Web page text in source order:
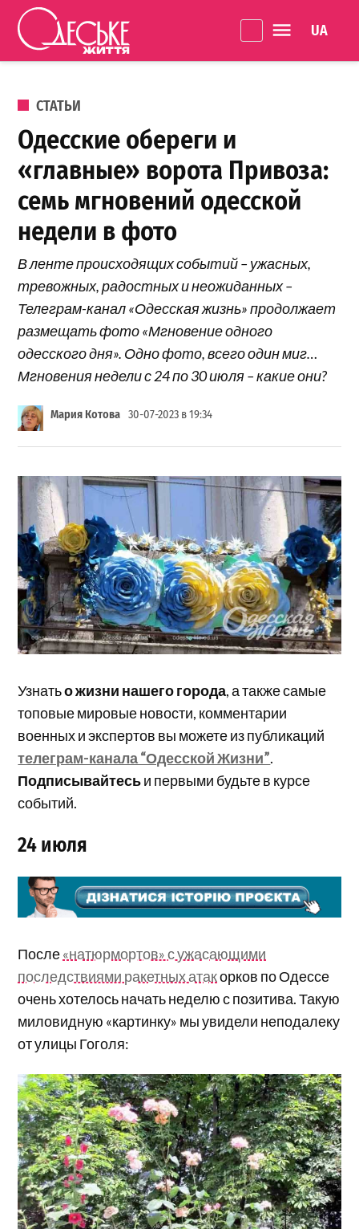
Перейти к содержанию
життя
ОПУБЛИКОВАНО В
СТАТЬИ
Одесские обереги и
«главные» ворота Привоза:
семь мгновений одесской
недели в фото
В ленте происходящих событий – ужасных,
тревожных, радостных и неожиданных –
Телеграм-канал «Одесская жизнь» продолжает
размещать фото «Мгновение одного
одесского дня». Одно фото, всего один миг…
Мгновения недели с 24 по 30 июля – какие они?
Мария Котова 30-07-2023 в 19:34
Узнатьо жизни нашего города, а также самые
топовые мировые новости, комментарии
военных и экспертов вы можете из публикаций
телеграм-канала “Одесской Жизни”.
Подписывайтесьи первыми будьте в курсе
событий.
24 июля
После«натюрмортов» с ужасающими
последствиями ракетных атакорков по Одессе
очень хотелось начать неделю с позитива. Такую
миловидную «картинку» мы увидели неподалеку
от улицы Гоголя: